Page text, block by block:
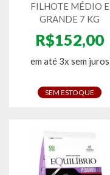
FILHOTE MÉDIO E
GRANDE 7 KG
R$152,00
em até 3x sem juros
SEM ESTOQUE